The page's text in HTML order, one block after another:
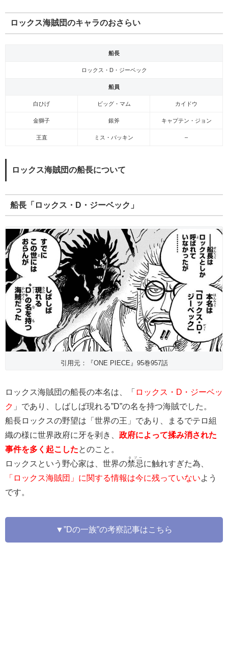
ロックス海賊団のキャラのおさらい
船長
ロックス・D・ジーベック
船員
白ひげ ビッグ・マム カイドウ
金獅子 銀斧 キャプテン・ジョン
王直 ミス・バッキン –
ロックス海賊団の船長について
船長「ロックス・D・ジーベック」
引用元：『ONE PIECE』95巻957話
ロックス海賊団の船長の本名は、「 ロックス・D・ジーベッ
ク 」であり、しばしば現れる”D”の名を持つ海賊でした。
船長ロックスの野望は「世界の王」であり、まるでテロ組
織の様に世界政府に牙を剥き、 政府によって揉み消された
事件を多く起こしたとのこと。
ロックスという野心家は、世界の禁忌
タブー
に触れすぎた為、
「ロックス海賊団」に関する情報は今に残っていないよう
です。
▼”Dの一族”の考察記事はこちら